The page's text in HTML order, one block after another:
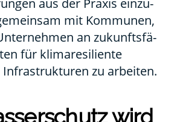
aus der Pra­xis ein­zu­
mit Kom­mu­nen,
an zukunfts­fä­
für kli­ma­re­si­li­en­te
Infra­struk­tu­ren zu arbei­ten.
wird